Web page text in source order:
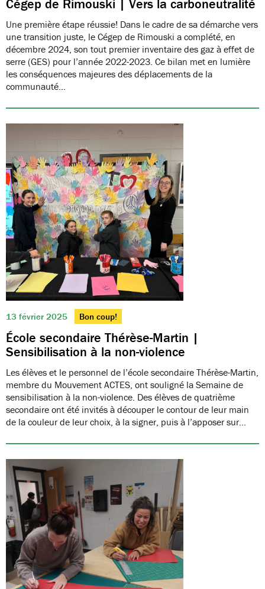
Cégep de Rimouski | Vers la carboneutralité
Une première étape réussie! Dans le cadre de sa démarche vers
une transition juste, le Cégep de Rimouski a complété, en
décembre 2024, son tout premier inventaire des gaz à effet de
serre (GES) pour l’année 2022-2023. Ce bilan met en lumière
les conséquences majeures des déplacements de la
communauté…
13 février 2025 Bon coup!
École secondaire Thérèse-Martin |
Sensibilisation à la non-violence
Les élèves et le personnel de l’école secondaire Thérèse-Martin,
membre du Mouvement ACTES, ont souligné la Semaine de
sensibilisation à la non-violence. Des élèves de quatrième
secondaire ont été invités à découper le contour de leur main
de la couleur de leur choix, à la signer, puis à l’apposer sur…